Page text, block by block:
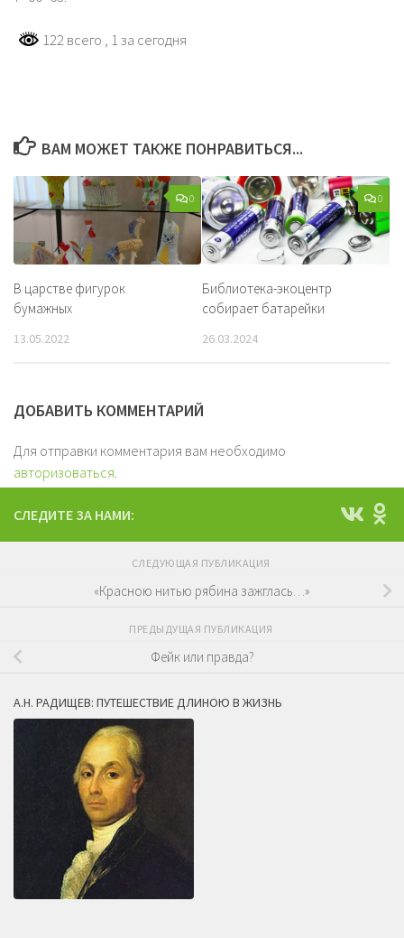
122 всего , 1 за сегодня
ВАМ МОЖЕТ ТАКЖЕ ПОНРАВИТЬСЯ...
0
В царстве фигурок
бумажных
13.05.2022
0
Библиотека-экоцентр
собирает батарейки
26.03.2024
ДОБАВИТЬ КОММЕНТАРИЙ
Для отправки комментария вам необходимо
авторизоваться.
СЛЕДИТЕ ЗА НАМИ:
СЛЕДУЮЩАЯ ПУБЛИКАЦИЯ
«Красною нитью рябина зажглась…»
ПРЕДЫДУЩАЯ ПУБЛИКАЦИЯ
Фейк или правда?
А.Н. РАДИЩЕВ: ПУТЕШЕСТВИЕ ДЛИНОЮ В ЖИЗНЬ